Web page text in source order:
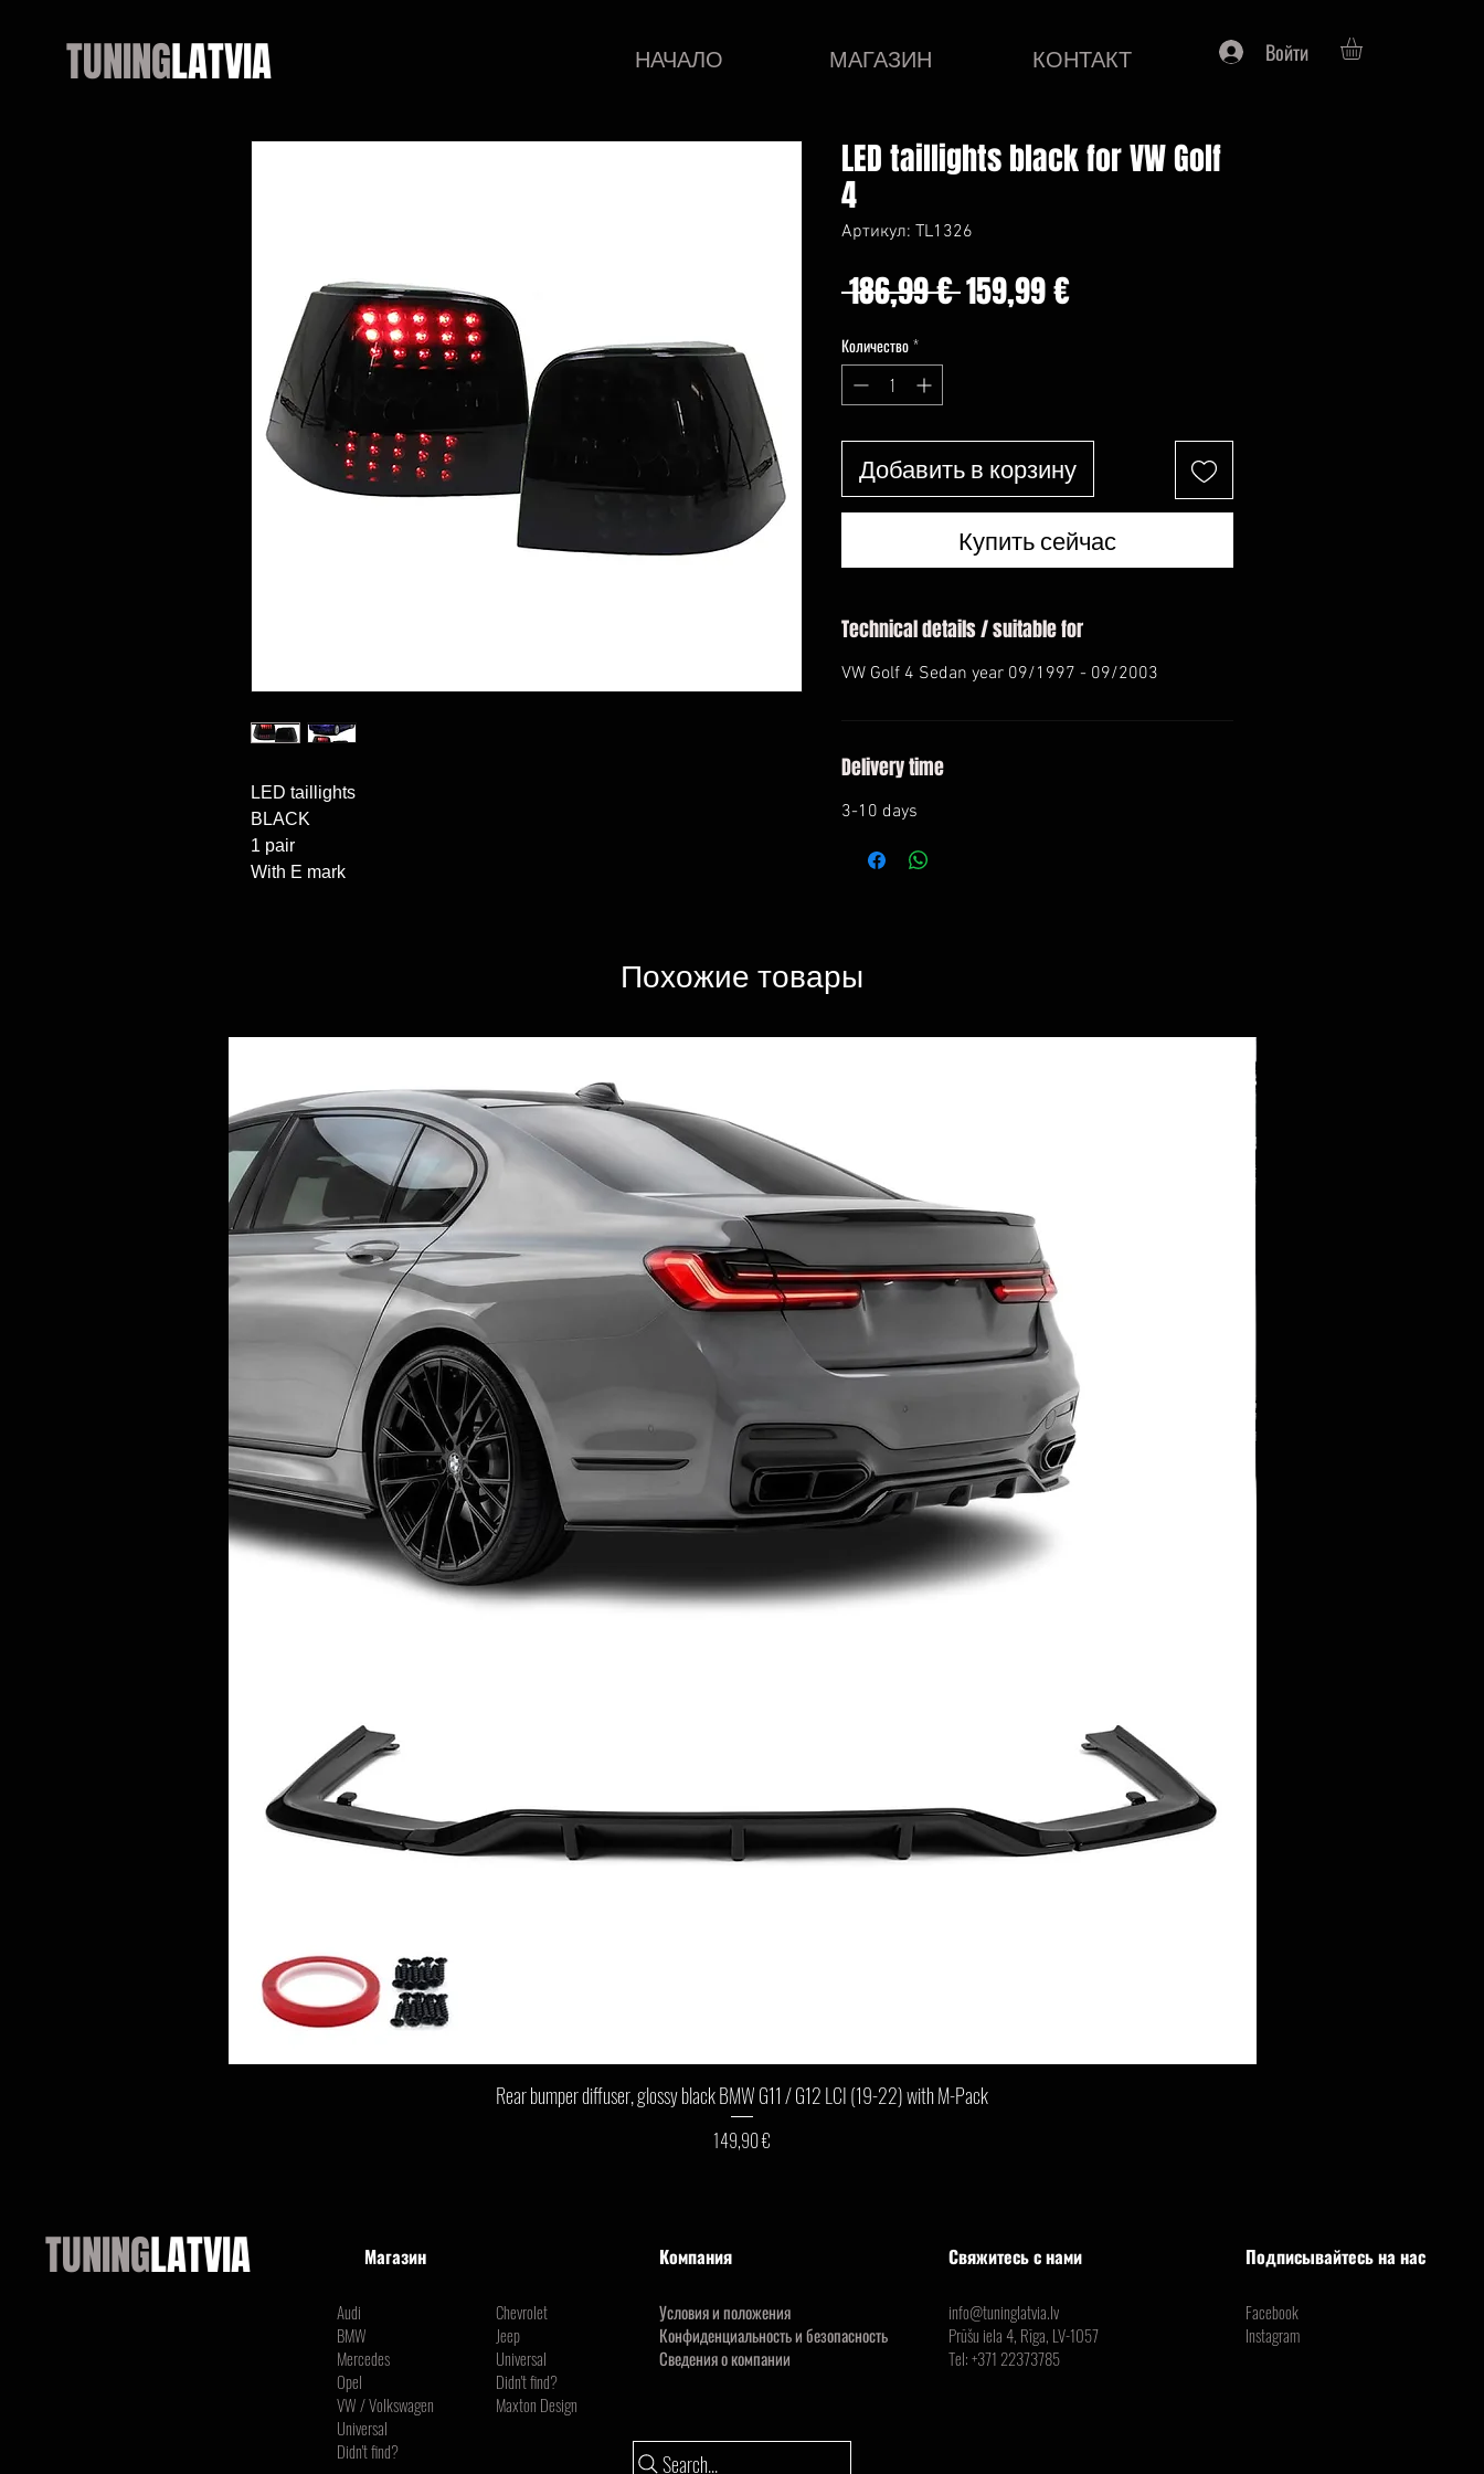
TUNINGLATVIA НАЧАЛО МАГАЗИН КОНТАКТ Войти
LED taillights
BLACK
1 pair
With E mark
LED taillights black for VW Golf
4
Артикул: TL1326
186,99 € Обычная
159,99 €Спеццена
Количество*
Добавить в корзину
Купить сейчас
Technical details / suitable for
VW Golf 4 Sedan year 09/1997 - 09/2003
Delivery time
3-10 days
Похожие товары
Быстрый просмотр
Rear bumper diffuser, glossy black BMW G11 / G12 LCI (19-22) with M-Pack
Цена
149,90 €
Search...
TUNINGLATVIA Магазин
Audi
BMW
Mercedes
Opel
VW / Volkswagen
Universal
Didn't find?
Chevrolet
Jeep
Universal
Didn't find?
Maxton Design
Компания
Условия и положения
Конфиденциальность и безопасность
Сведения о компании
Свяжитесь с нами
info@tuninglatvia.lv
Prūšu iela 4, Rīga, LV-1057
Tel:+371 22373785
Подписывайтесь на нас
Facebook
Instagram